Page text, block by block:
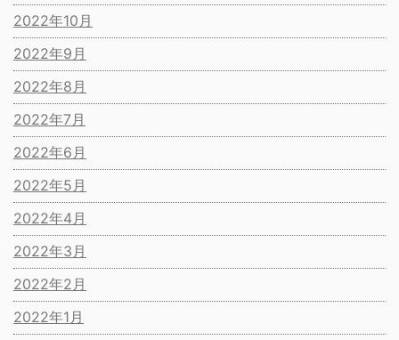
2022年10月
2022年9月
2022年8月
2022年7月
2022年6月
2022年5月
2022年4月
2022年3月
2022年2月
2022年1月